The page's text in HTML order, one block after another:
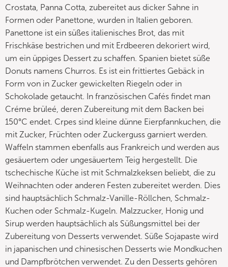
Crostata, Panna Cotta, zubereitet aus dicker Sahne in
Formen oder Panettone, wurden in Italien geboren.
Panettone ist ein süßes italienisches Brot, das mit
Frischkäse bestrichen und mit Erdbeeren dekoriert wird,
um ein üppiges Dessert zu schaffen. Spanien bietet süße
Donuts namens Churros. Es ist ein frittiertes Gebäck in
Form von in Zucker gewickelten Riegeln oder in
Schokolade getaucht. In französischen Cafés findet man
Créme brüleé, deren Zubereitung mit dem Backen bei
150°C endet. Crpes sind kleine dünne Eierpfannkuchen, die
mit Zucker, Früchten oder Zuckerguss garniert werden.
Waffeln stammen ebenfalls aus Frankreich und werden aus
gesäuertem oder ungesäuertem Teig hergestellt. Die
tschechische Küche ist mit Schmalzkeksen beliebt, die zu
Weihnachten oder anderen Festen zubereitet werden. Dies
sind hauptsächlich Schmalz-Vanille-Röllchen, Schmalz-
Kuchen oder Schmalz-Kugeln. Malzzucker, Honig und
Sirup werden hauptsächlich als Süßungsmittel bei der
Zubereitung von Desserts verwendet. Süße Sojapaste wird
in japanischen und chinesischen Desserts wie Mondkuchen
und Dampfbrötchen verwendet. Zu den Desserts gehören